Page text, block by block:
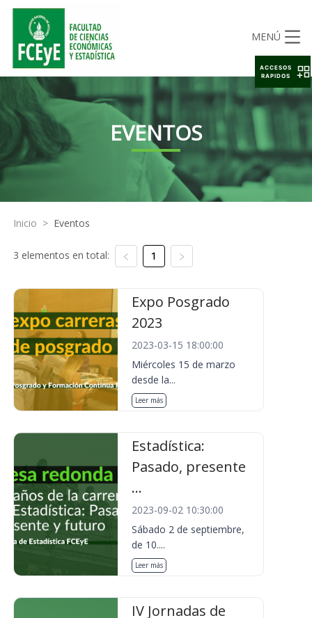
MENÚ
EVENTOS
Inicio > Eventos
3 elementos en total: 1
Expo Posgrado
2023
2023-03-15 18:00:00
Miércoles 15 de marzo
desde la...
Leer más
Estadística:
Pasado, presente
...
2023-09-02 10:30:00
Sábado 2 de septiembre,
de 10....
Leer más
IV Jornadas de
ACCESOS
RAPIDOS